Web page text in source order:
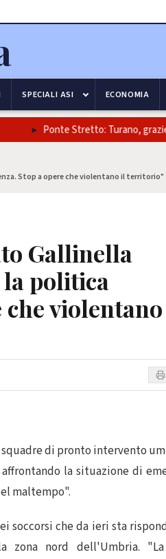
SPECIALI ASI ECONOMIA
Ponte Stretto: Turano, grazie al
Stop a opere che violentano il territorio"
Gallinella
la politica
che
di pronto intervento
la situazione di
maltempo".
soccorsi che da ieri sta
zona nord dell'Umbria.